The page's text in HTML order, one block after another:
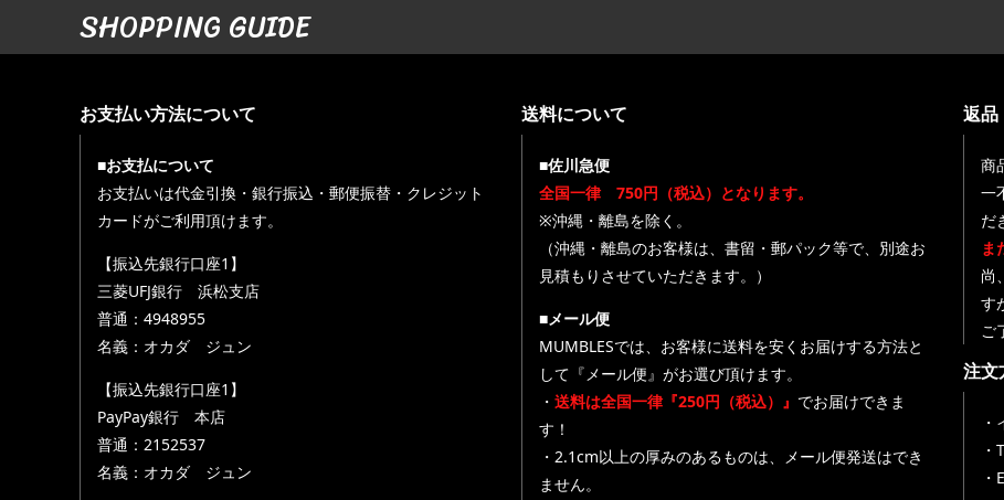
SHOPPING GUIDE
お支払い方法について
■お支払について
お支払いは代金引換・銀行振込・郵便振替・クレジット
カードがご利用頂けます。
【振込先銀行口座1】
三菱UFJ銀行 浜松支店
普通：4948955
名義：オカダ ジュン
【振込先銀行口座1】
PayPay銀行 本店
普通：2152537
名義：オカダ ジュン
送料について
■佐川急便
全国一律 750円（税込）となります。
※沖縄・離島を除く。
（沖縄・離島のお客様は、書留・郵パック等で、別途お
見積もりさせていただきます。）
■メール便
MUMBLESでは、お客様に送料を安くお届けする方法と
して『メール便』がお選び頂けます。
・ 送料は全国一律『250円（税込）』 でお届けできま
す！
・2.1cm以上の厚みのあるものは、メール便発送はでき
ません。
返品
商
一
だ
ま
尚
す
ご
注文